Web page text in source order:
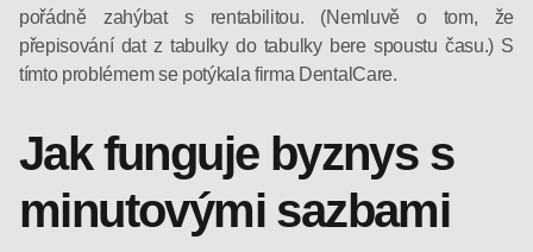
pořádně zahýbat s rentabilitou. (Nemluvě o tom, že
přepisování dat z tabulky do tabulky bere spoustu času.) S
tímto problémem se potýkala firma DentalCare.
Jak funguje byznys s
minutovými sazbami